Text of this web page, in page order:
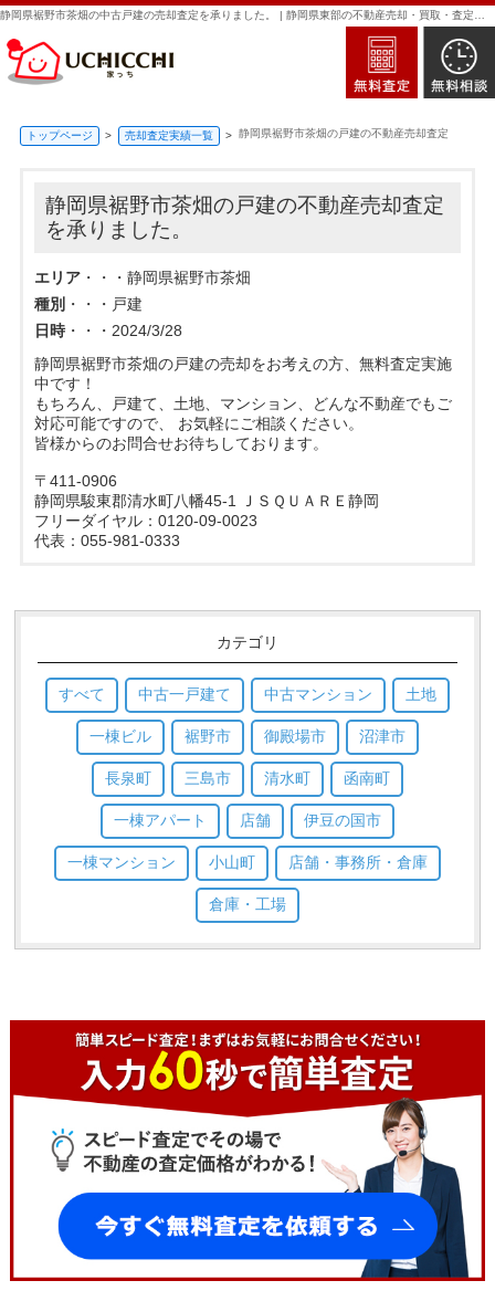
トップページ 売却査定実績一覧 静岡県裾野市茶畑の戸建の不動産売却査定
静岡県裾野市茶畑の戸建の不動産売却査定
を承りました。
エリア・・・静岡県裾野市茶畑
種別・・・戸建
日時・・・2024/3/28
静岡県裾野市茶畑の戸建の売却をお考えの方、無料査定実施
中です！
もちろん、戸建て、土地、マンション、どんな不動産でもご
対応可能ですので、 お気軽にご相談ください。
皆様からのお問合せお待ちしております。
〒411-0906
静岡県駿東郡清水町八幡45-1 ＪＳＱＵＡＲＥ静岡
フリーダイヤル：0120-09-0023
代表：055-981-0333
カテゴリ
すべて 中古一戸建て 中古マンション 土地
一棟ビル 裾野市 御殿場市 沼津市
長泉町 三島市 清水町 函南町
一棟アパート 店舗 伊豆の国市
一棟マンション 小山町 店舗・事務所・倉庫
倉庫・工場